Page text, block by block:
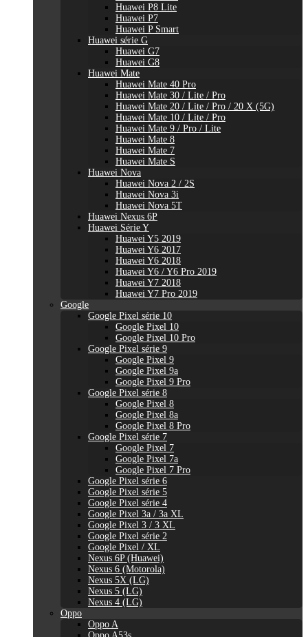
Huawei P8 Lite
Huawei P7
Huawei P Smart
Huawei série G
Huawei G7
Huawei G8
Huawei Mate
Huawei Mate 40 Pro
Huawei Mate 30 / Lite / Pro
Huawei Mate 20 / Lite / Pro / 20 X (5G)
Huawei Mate 10 / Lite / Pro
Huawei Mate 9 / Pro / Lite
Huawei Mate 8
Huawei Mate 7
Huawei Mate S
Huawei Nova
Huawei Nova 2 / 2S
Huawei Nova 3i
Huawei Nova 5T
Huawei Nexus 6P
Huawei Série Y
Huawei Y5 2019
Huawei Y6 2017
Huawei Y6 2018
Huawei Y6 / Y6 Pro 2019
Huawei Y7 2018
Huawei Y7 Pro 2019
Google
Google Pixel série 10
Google Pixel 10
Google Pixel 10 Pro
Google Pixel série 9
Google Pixel 9
Google Pixel 9a
Google Pixel 9 Pro
Google Pixel série 8
Google Pixel 8
Google Pixel 8a
Google Pixel 8 Pro
Google Pixel série 7
Google Pixel 7
Google Pixel 7a
Google Pixel 7 Pro
Google Pixel série 6
Google Pixel série 5
Google Pixel série 4
Google Pixel 3a / 3a XL
Google Pixel 3 / 3 XL
Google Pixel série 2
Google Pixel / XL
Nexus 6P (Huawei)
Nexus 6 (Motorola)
Nexus 5X (LG)
Nexus 5 (LG)
Nexus 4 (LG)
Oppo
Oppo A